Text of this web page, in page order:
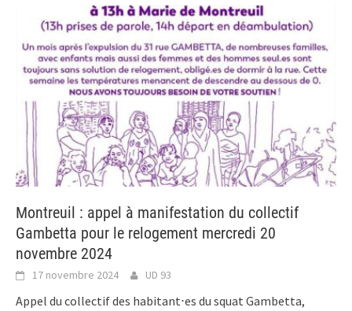
Montreuil : appel à manifestation du collectif
Gambetta pour le relogement mercredi 20
novembre 2024
17 novembre 2024 UD 93
Appel du collectif des habitant⋅es du squat Gambetta,